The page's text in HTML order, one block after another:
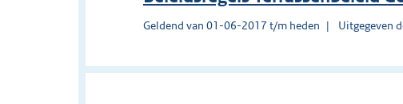
Geldend van 01-06-2017 t/m heden Uitgegeven